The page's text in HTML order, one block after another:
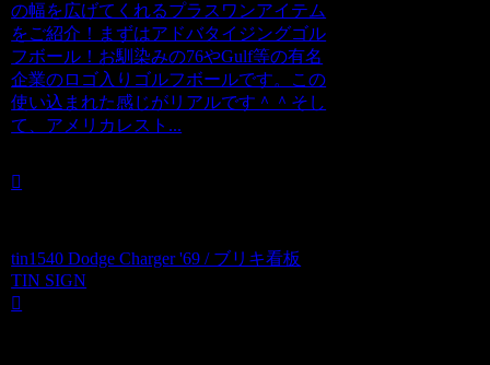
の幅を広げてくれるプラスワンアイテム
をご紹介！まずはアドバタイジングゴル
フボール！お馴染みの76やGulf等の有名
企業のロゴ入りゴルフボールです。この
使い込まれた感じがリアルです＾＾そし
て、アメリカレスト...
tin1540 Dodge Charger '69 / ブリキ看板
TIN SIGN